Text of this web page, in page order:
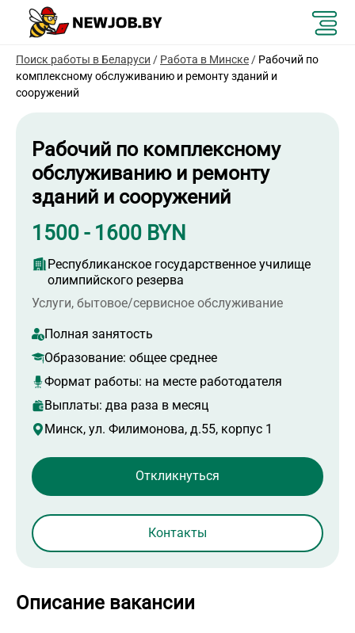
Поиск работы в Беларуси / Работа в Минске / Рабочий по
комплексному обслуживанию и ремонту зданий и
сооружений
Рабочий по комплексному
обслуживанию и ремонту
зданий и сооружений
1500 - 1600 BYN
Республиканское государственное училище
олимпийского резерва
Услуги, бытовое/сервисное обслуживание
Полная занятость
Образование: общее среднее
Формат работы: на месте работодателя
Выплаты: два раза в месяц
Минск, ул. Филимонова, д.55, корпус 1
Контакты
Описание вакансии